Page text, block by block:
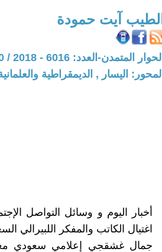
الطيب آيت حمودة
الحوار المتمدن-العدد: 6016 - 2018 / 10 / 7 - 14:19
المحور: اليسار , الديمقراطية
أخبار اليوم و وسائل التواصل
اغتيال الكاتب والمفكر
جمال غشقجي إعلامي سعودي